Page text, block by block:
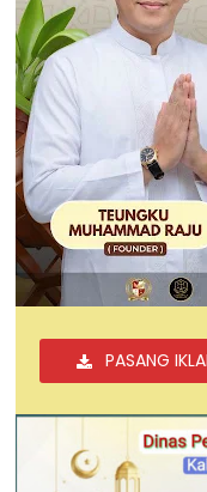
PASANG